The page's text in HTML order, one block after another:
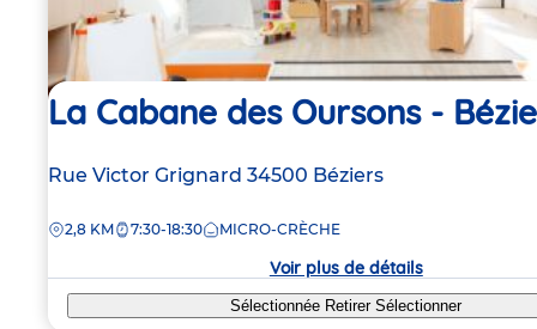
La Cabane des Oursons -
Adresse
la
Rue Victor Grignard 34500 Béziers
DISTANCE
2,8 KM 7:30-18:30 MICRO-CRÈCHE
Voir plus de détails
Sélectionnée RetirerSélectionner